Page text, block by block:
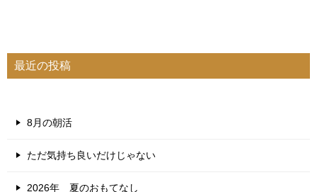
最近の投稿
8月の朝活
ただ気持ち良いだけじゃない
2026年 夏のおもてなし